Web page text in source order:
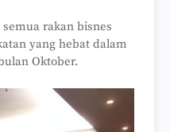
rakan bisnes
yang hebat dalam
Oktober.